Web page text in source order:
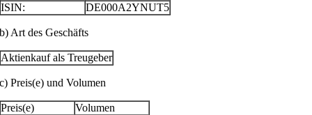
ISIN:
DE000A2YNUT5
b) Art des Geschäfts
Aktienkauf als Treugeber
c) Preis(e) und Volumen
Preis(e)
Volumen